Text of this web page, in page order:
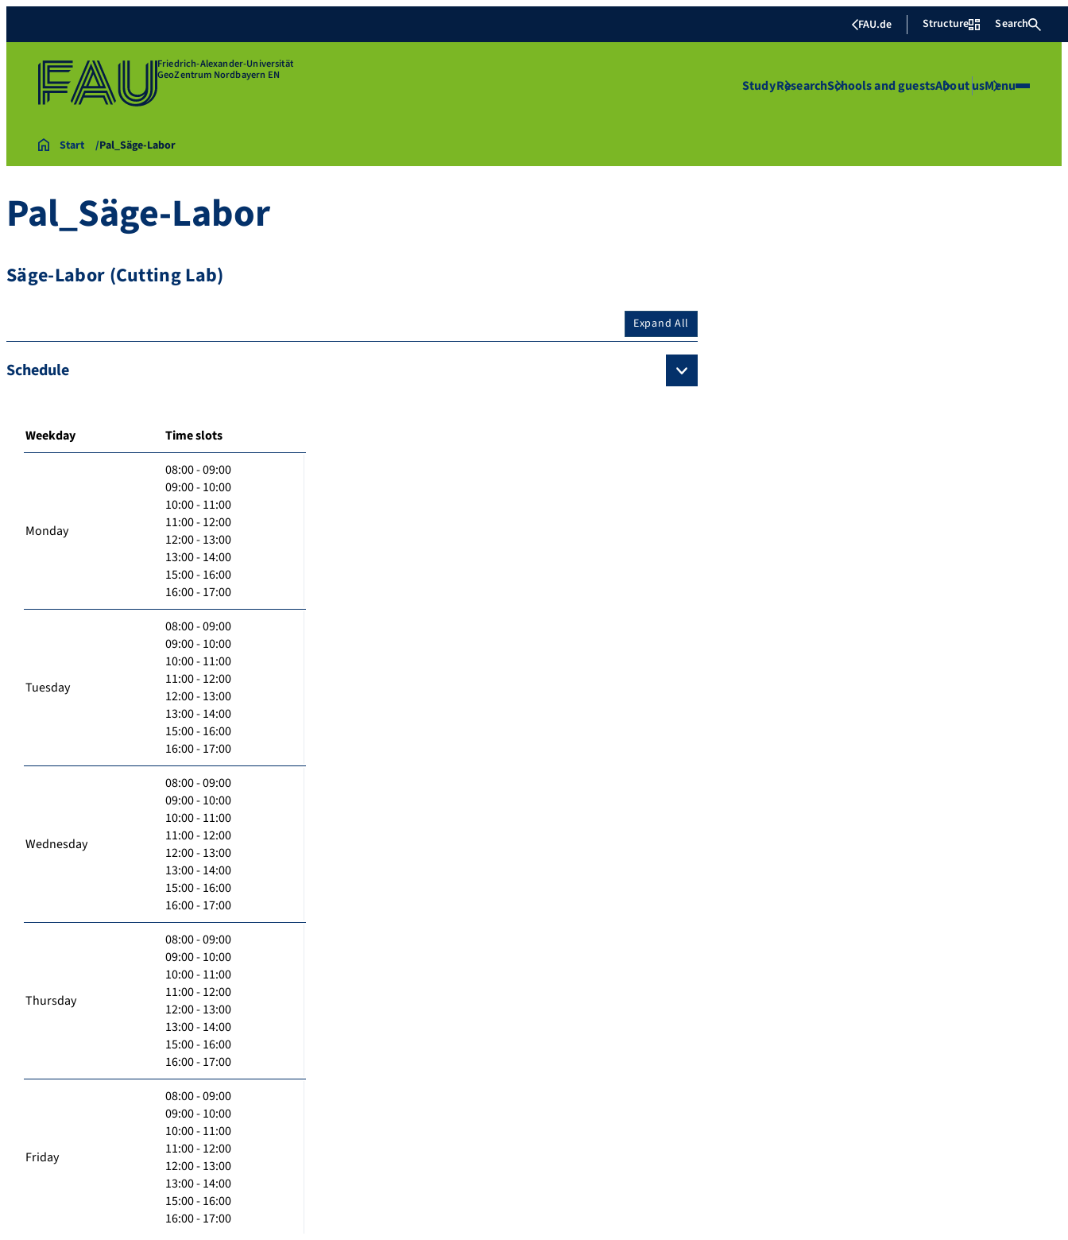
FAU.de Structure Search
Friedrich-Alexander-Universität
GeoZentrum Nordbayern EN
StudyResearchSchools and guestsAbout usMenu
Start Pal_Säge-Labor
Pal_Säge-Labor
Säge-Labor (Cutting Lab)
Expand All
Schedule
Weekday Time slots
Monday
08:00 - 09:00
09:00 - 10:00
10:00 - 11:00
11:00 - 12:00
12:00 - 13:00
13:00 - 14:00
15:00 - 16:00
16:00 - 17:00
Tuesday
08:00 - 09:00
09:00 - 10:00
10:00 - 11:00
11:00 - 12:00
12:00 - 13:00
13:00 - 14:00
15:00 - 16:00
16:00 - 17:00
Wednesday
08:00 - 09:00
09:00 - 10:00
10:00 - 11:00
11:00 - 12:00
12:00 - 13:00
13:00 - 14:00
15:00 - 16:00
16:00 - 17:00
Thursday
08:00 - 09:00
09:00 - 10:00
10:00 - 11:00
11:00 - 12:00
12:00 - 13:00
13:00 - 14:00
15:00 - 16:00
16:00 - 17:00
Friday
08:00 - 09:00
09:00 - 10:00
10:00 - 11:00
11:00 - 12:00
12:00 - 13:00
13:00 - 14:00
15:00 - 16:00
16:00 - 17:00